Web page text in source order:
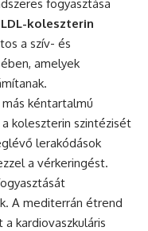
fogyasztása
koleszterin
a szív- és
amelyek
kéntartalmú
koleszterin szintézisét
lerakódások
a vérkeringést.
A mediterrán étrend
kardiovaszkuláris